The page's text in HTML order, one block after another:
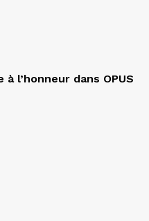
l’honneur dans OPUS